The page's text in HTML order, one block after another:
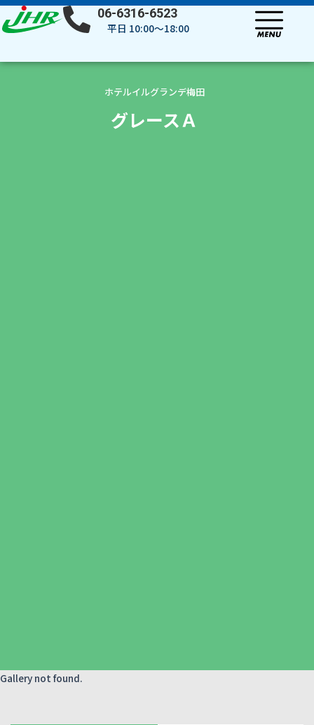
内
容
キ
06-6316-6523
平日 10:00～18:00
ホテルイルグランデ梅田
グレースＡ
Gallery not found.